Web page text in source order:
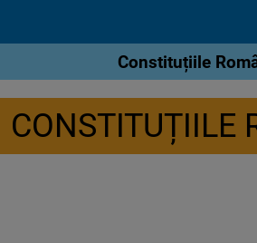
Constituțiile
CONSTITUȚIILE